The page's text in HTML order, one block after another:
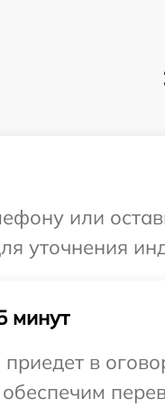
или
уточнения
минут
в